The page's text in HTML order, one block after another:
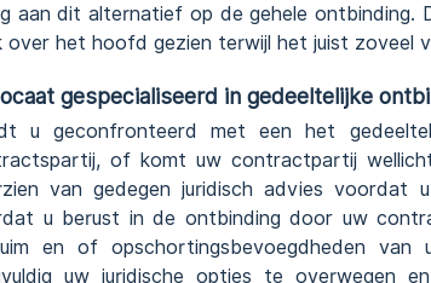
aan dit alternatief op de gehele ontbinding.
over het hoofd gezien terwijl het juist zoveel
gespecialiseerd in gedeeltelijke
u geconfronteerd met een het
of komt uw contractpartij
van gedegen juridisch advies
u berust in de ontbinding door uw
en of opschortingsbevoegdheden
uw juridische opties te overwegen